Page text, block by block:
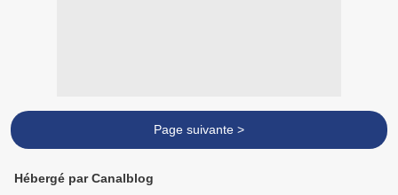
Page suivante >
Hébergé par Canalblog